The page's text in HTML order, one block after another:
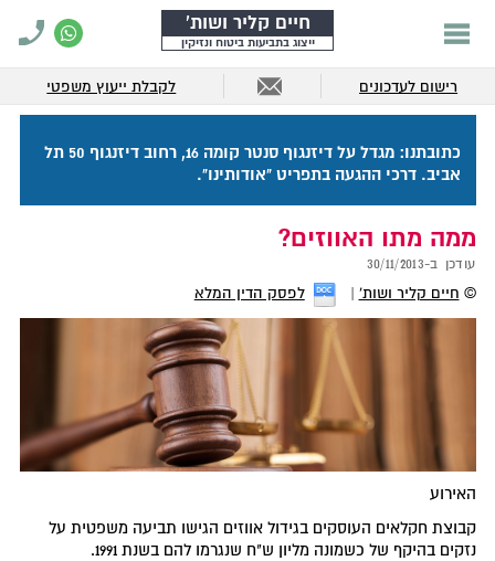
חיים קליר ושות'
ייצוג בתביעות ביטוח ונזיקין
רישום לעדכונים לקבלת ייעוץ משפטי
כתובתנו: מגדל על דיזנגוף סנטר קומה 16, רחוב דיזנגוף 50 תל
אביב. דרכי ההגעה בתפריט "אודותינו".
ממה מתו האווזים?
עודכן ב-30/11/2013
© חיים קליר ושות' לפסק הדין המלא
האירוע
קבוצת חקלאים העוסקים בגידול אווזים הגישו תביעה משפטית על
נזקים בהיקף של כשמונה מליון ש"ח שנגרמו להם בשנת 1991.